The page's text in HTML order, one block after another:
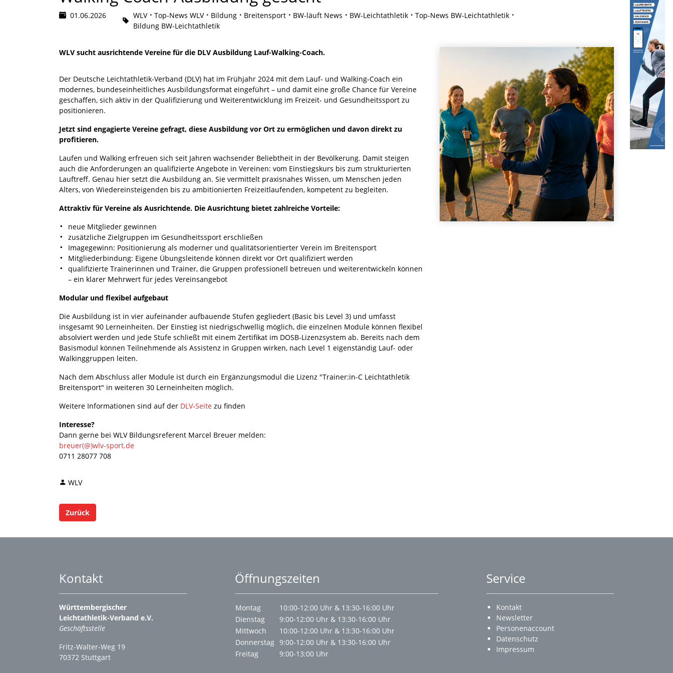
01.06.2026 WLV Top-News WLV Bildung Breitensport BW-läuft News BW-Leichtathletik
Top-News BW-Leichtathletik
Bildung BW-Leichtathletik
WLV sucht ausrichtende Vereine für die DLV Ausbildung Lauf-Walking-Coach.
Der Deutsche Leichtathletik-Verband (DLV) hat im Frühjahr 2024 mit dem Lauf‑ und Walking‑Coach ein
modernes, bundeseinheitliches Ausbildungsformat eingeführt – und damit eine große Chance für Vereine
geschaffen, sich aktiv in der Qualifizierung und Weiterentwicklung im Freizeit- und Gesundheitssport zu
positionieren.
Jetzt sind engagierte Vereine gefragt, diese Ausbildung vor Ort zu ermöglichen und davon direkt zu
profitieren.
Laufen und Walking erfreuen sich seit Jahren wachsender Beliebtheit in der Bevölkerung. Damit steigen
auch die Anforderungen an qualifizierte Angebote in Vereinen: vom Einstiegskurs bis zum strukturierten
Lauftreff. Genau hier setzt die Ausbildung an. Sie vermittelt praxisnahes Wissen, um Menschen jeden
Alters, von Wiedereinsteigenden bis zu ambitionierten Freizeitlaufenden, kompetent zu begleiten.
Attraktiv für Vereine als Ausrichtende. Die Ausrichtung bietet zahlreiche Vorteile:
neue Mitglieder gewinnen
zusätzliche Zielgruppen im Gesundheitssport erschließen
Imagegewinn: Positionierung als moderner und qualitätsorientierter Verein im Breitensport
Mitgliederbindung: Eigene Übungsleitende können direkt vor Ort qualifiziert werden
qualifizierte Trainerinnen und Trainer, die Gruppen professionell betreuen und weiterentwickeln können
– ein klarer Mehrwert für jedes Vereinsangebot
Modular und flexibel aufgebaut
Die Ausbildung ist in vier aufeinander aufbauende Stufen gegliedert (Basic bis Level 3) und umfasst
insgesamt 90 Lerneinheiten. Der Einstieg ist niedrigschwellig möglich, die einzelnen Module können flexibel
absolviert werden und jede Stufe schließt mit einem Zertifikat im DOSB-Lizenzsystem ab. Bereits nach dem
Basismodul können Teilnehmende als Assistenz in Gruppen wirken, nach Level 1 eigenständig Lauf- oder
Walkinggruppen leiten.
Nach dem Abschluss aller Module ist durch ein Ergänzungsmodul die Lizenz "Trainer:in-C Leichtathletik
Breitensport" in weiteren 30 Lerneinheiten möglich.
Weitere Informationen sind auf der DLV-Seite zu finden
Interesse?
Dann gerne bei WLV Bildungsreferent Marcel Breuer melden:
breuer(@)wlv-sport.de
0711 28077 708
WLV
Zurück
Kontakt
Württembergischer
Leichtathletik-Verband e.V.
Geschäftsstelle
Fritz-Walter-Weg 19
70372 Stuttgart
Öffnungszeiten
Montag
10:00-12:00 Uhr & 13:30-16:00 Uhr
Dienstag
9:00-12:00 Uhr & 13:30-16:00 Uhr
Mittwoch
10:00-12:00 Uhr & 13:30-16:00 Uhr
Donnerstag 9:00-12:00 Uhr & 13:30-16:00 Uhr
Freitag
9:00-13:00 Uhr
Service
Kontakt
Newsletter
Personenaccount
Datenschutz
Impressum